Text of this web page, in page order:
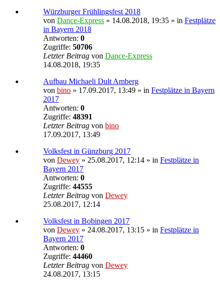
Würzburger Frühlingsfest 2018
von Dance-Express » 14.08.2018, 19:35 » in Festplätze
in Bayern 2018
Antworten: 0
Zugriffe: 50706
Letzter Beitrag von Dance-Express
14.08.2018, 19:35
Aufbau Michaeli Dult Amberg
von bino » 17.09.2017, 13:49 » in Festplätze in Bayern
2017
Antworten: 0
Zugriffe: 48391
Letzter Beitrag von bino
17.09.2017, 13:49
Volksfest in Günzburg 2017
von Dewey » 25.08.2017, 12:14 » in Festplätze in
Bayern 2017
Antworten: 0
Zugriffe: 44555
Letzter Beitrag von Dewey
25.08.2017, 12:14
Volksfest in Bobingen 2017
von Dewey » 24.08.2017, 13:15 » in Festplätze in
Bayern 2017
Antworten: 0
Zugriffe: 44460
Letzter Beitrag von Dewey
24.08.2017, 13:15